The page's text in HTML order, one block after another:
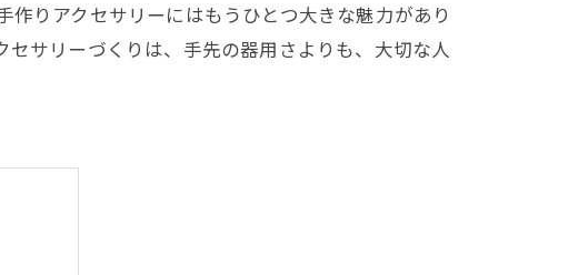
りアクセサリーにはもうひとつ大きな魅力があり
サリーづくりは、手先の器用さよりも、大切な人